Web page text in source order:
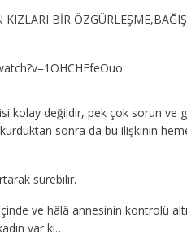
KIZLARI BİR
kolay değildir, pek çok sorun ve
kurduktan sonra da bu ilişkinin
sürebilir.
içinde ve hâlâ annesinin kontrolü
var ki…